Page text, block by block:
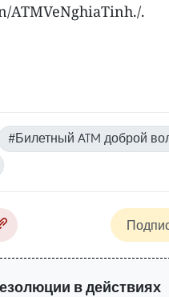
ATMVeNghiaTinh./.
#Билетный ATM доброй
в действиях